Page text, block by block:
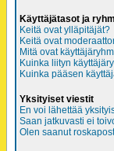
Käyttäjätasot ja
Keitä ovat ylläpitäjät?
Keitä ovat
Mitä ovat
Kuinka liityn
Kuinka pääsen
Yksityiset viestit
En voi lähettää
Saan jatkuvasti ei
Olen saanut